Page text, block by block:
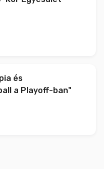
és
a Playoff-ban"